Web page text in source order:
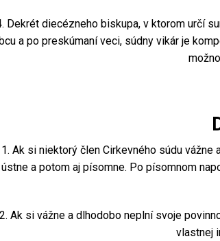
diecézneho biskupa, v ktorom určí
a po preskúmaní veci, súdny vikár je
Ak si niektorý člen Cirkevného súdu vážne
ústne a potom aj písomne. Po písomnom
Ak si vážne a dlhodobo neplní svoje
vlastnej